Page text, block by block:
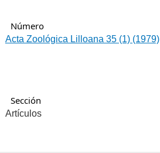
Número
Acta Zoológica Lilloana 35 (1) (1979)
Sección
Artículos